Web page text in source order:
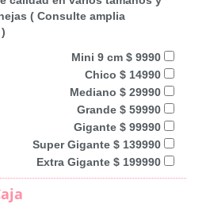
( Consulte amplia
Mini 9 cm $ 9990
Chico $ 14990
Mediano $ 29990
Grande $ 59990
Gigante $ 99990
Super Gigante $ 139990
Extra Gigante $ 199990